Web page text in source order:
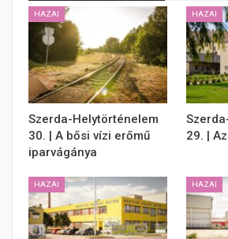
HAZAI
Szerda-Helytörténelem
30. | A bősi vízi erőmű
iparvágánya
HAZAI
29. |
HAZAI HAZAI